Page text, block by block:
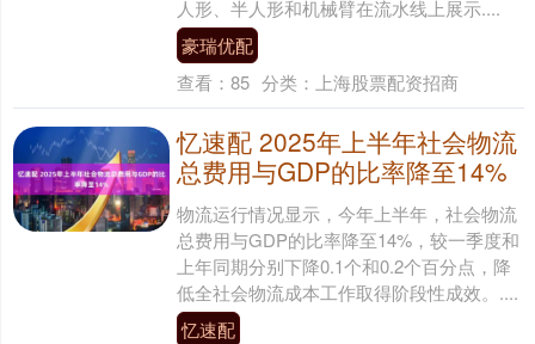
人形、半人形和机械臂在流水线上展示....
豪瑞优配
查看： 85 分类： 上海股票配资招商
忆速配 2025年上半年社会物流
总费用与GDP的比率降至14%
物流运行情况显示，今年上半年，社会物流
总费用与GDP的比率降至14%，较一季度和
上年同期分别下降0.1个和0.2个百分点，降
低全社会物流成本工作取得阶段性成效。....
忆速配